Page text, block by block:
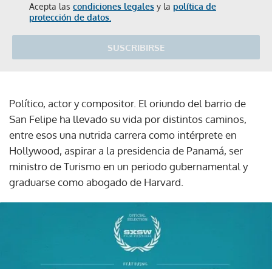
Acepta las condiciones legales y la política de
protección de datos.
SUSCRIBIRSE
Político, actor y compositor. El oriundo del barrio de
San Felipe ha llevado su vida por distintos caminos,
entre esos una nutrida carrera como intérprete en
Hollywood, aspirar a la presidencia de Panamá, ser
ministro de Turismo en un periodo gubernamental y
graduarse como abogado de Harvard.